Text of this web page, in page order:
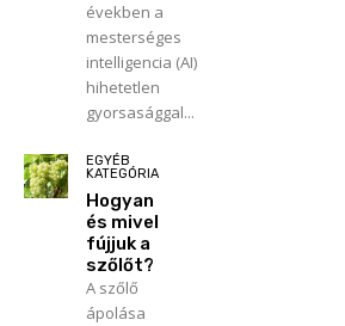
években a
mesterséges
intelligencia (AI)
hihetetlen
gyorsasággal...
EGYÉB
KATEGÓRIA
Hogyan
és mivel
fújjuk a
szőlőt?
A szőlő
ápolása